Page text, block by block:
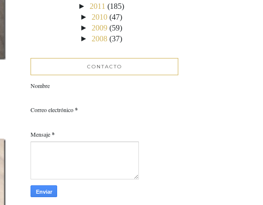
► 2011 (185)
► 2010 (47)
► 2009 (59)
► 2008 (37)
CONTACTO
Nombre
Correo electrónico*
Mensaje*